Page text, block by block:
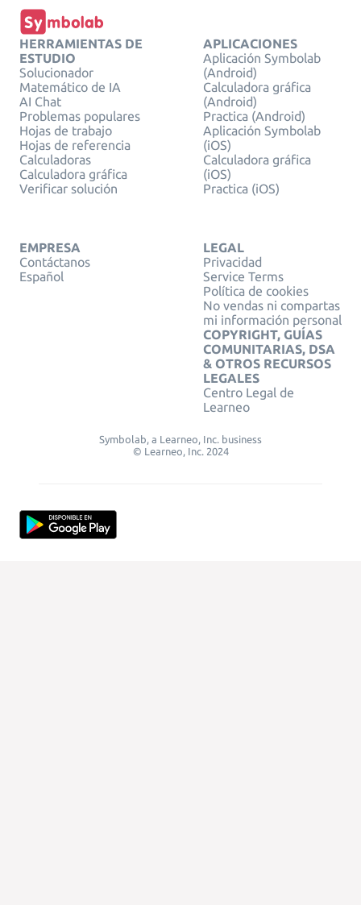
HERRAMIENTAS DE
ESTUDIO
Solucionador
Matemático de IA
AI Chat
Problemas populares
Hojas de trabajo
Hojas de referencia
Calculadoras
Calculadora gráfica
Verificar solución
APLICACIONES
Aplicación Symbolab
(Android)
Calculadora gráfica
(Android)
Practica (Android)
Aplicación Symbolab
(iOS)
Calculadora gráfica
(iOS)
Practica (iOS)
EMPRESA
Contáctanos
Español
LEGAL
Privacidad
Service Terms
Política de cookies
No vendas ni compartas
mi información personal
COPYRIGHT, GUÍAS
COMUNITARIAS, DSA
& OTROS RECURSOS
LEGALES
Centro Legal de
Learneo
Symbolab, a Learneo, Inc. business
© Learneo, Inc. 2024